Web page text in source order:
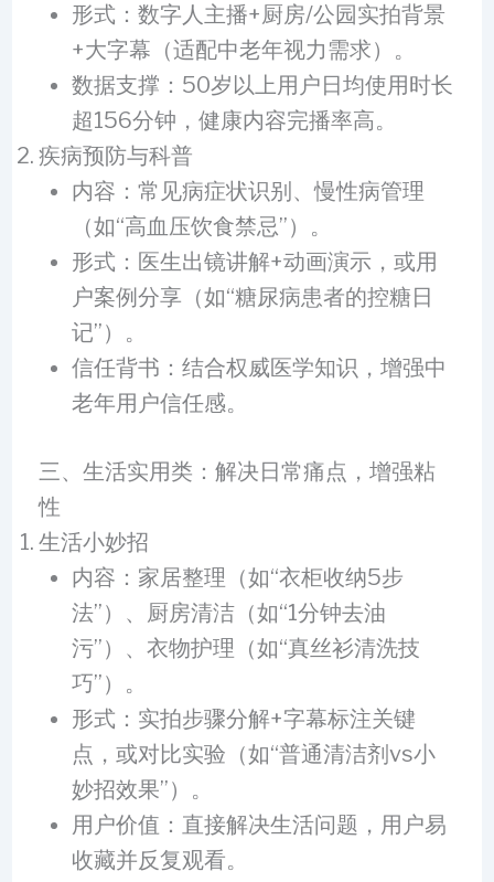
形式：数字人主播+厨房/公园实拍背景
+大字幕（适配中老年视力需求）。
数据支撑：50岁以上用户日均使用时长
超156分钟，健康内容完播率高。
疾病预防与科普
内容：常见病症状识别、慢性病管理
（如“高血压饮食禁忌”）。
形式：医生出镜讲解+动画演示，或用
户案例分享（如“糖尿病患者的控糖日
记”）。
信任背书：结合权威医学知识，增强中
老年用户信任感。
三、生活实用类：解决日常痛点，增强粘
性
生活小妙招
内容：家居整理（如“衣柜收纳5步
法”）、厨房清洁（如“1分钟去油
污”）、衣物护理（如“真丝衫清洗技
巧”）。
形式：实拍步骤分解+字幕标注关键
点，或对比实验（如“普通清洁剂vs小
妙招效果”）。
用户价值：直接解决生活问题，用户易
收藏并反复观看。